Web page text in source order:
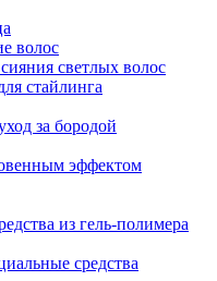
волос
светлых волос
стайлинга
за бородой
эффектом
из гель-полимера
средства